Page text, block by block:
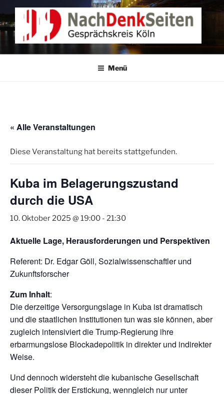
Zum
springen
NACHDENKEN IN KÖLN
Gesprächskreis Köln
Menü
« Alle Veranstaltungen
Diese Veranstaltung hat bereits stattgefunden.
Kuba im Belagerungszustand
durch die USA
10. Oktober 2025 @ 19:00 - 21:30
Aktuelle Lage, Herausforderungen und Perspektiven
Referent: Dr. Edgar Göll, Sozialwissenschaftler und
Zukunftsforscher
Zum Inhalt:
Die derzeitige Versorgungslage in Kuba ist dramatisch
und die staatlichen Institutionen tun was sie können, aber
zugleich intensiviert die Trump-Regierung ihre
erbarmungslose Blockadepolitik in direkter und indirekter
Weise.
Und dennoch widersteht die kubanische Gesellschaft
dieser Politik der Erstickung, wenngleich nur unter